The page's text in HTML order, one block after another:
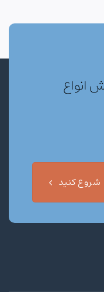
انواع
شروع کنید